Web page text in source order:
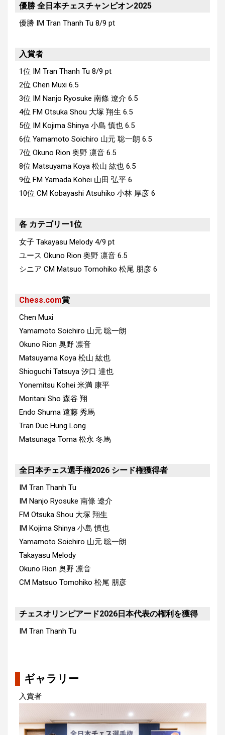
優勝 全日本チェスチャンピオン2025
優勝 IM Tran Thanh Tu 8/9 pt
入賞者
1位 IM Tran Thanh Tu 8/9 pt
2位 Chen Muxi 6.5
3位 IM Nanjo Ryosuke 南條 遼介 6.5
4位 FM Otsuka Shou 大塚 翔生 6.5
5位 IM Kojima Shinya 小島 慎也 6.5
6位 Yamamoto Soichiro 山元 聡一朗 6.5
7位 Okuno Rion 奥野 凛音 6.5
8位 Matsuyama Koya 松山 紘也 6.5
9位 FM Yamada Kohei 山田 弘平 6
10位 CM Kobayashi Atsuhiko 小林 厚彦 6
各 カテゴリー1位
女子 Takayasu Melody 4/9 pt
ユース Okuno Rion 奥野 凛音 6.5
シニア CM Matsuo Tomohiko 松尾 朋彦 6
Chess.com賞
Chen Muxi
Yamamoto Soichiro 山元 聡一朗
Okuno Rion 奥野 凛音
Matsuyama Koya 松山 紘也
Shioguchi Tatsuya 汐口 達也
Yonemitsu Kohei 米満 康平
Moritani Sho 森谷 翔
Endo Shuma 遠藤 秀馬
Tran Duc Hung Long
Matsunaga Toma 松永 冬馬
全日本チェス選手権2026 シード権獲得者
IM Tran Thanh Tu
IM Nanjo Ryosuke 南條 遼介
FM Otsuka Shou 大塚 翔生
IM Kojima Shinya 小島 慎也
Yamamoto Soichiro 山元 聡一朗
Takayasu Melody
Okuno Rion 奥野 凛音
CM Matsuo Tomohiko 松尾 朋彦
チェスオリンピアード2026日本代表の権利を獲得
IM Tran Thanh Tu
ギャラリー
入賞者